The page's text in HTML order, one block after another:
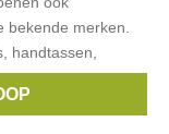
merken.
handtassen,
,Banaline